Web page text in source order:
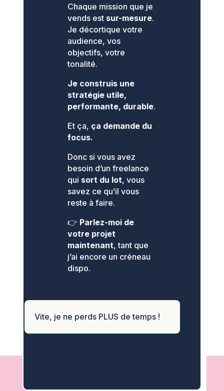
Chaque mission que je
vends est sur-mesure.
Je décortique votre
audience, vos
objectifs, votre
tonalité.
Je construis une
stratégie utile,
performante, durable.
Et ça, ça demande du
focus.
Donc si vous avez
besoin d’un freelance
qui sort du lot, vous
savez ce qu’il vous
reste à faire.
👉 Parlez-moi de
votre projet
maintenant, tant que
j’ai encore un créneau
dispo.
Vite, je ne perds PLUS de temps !